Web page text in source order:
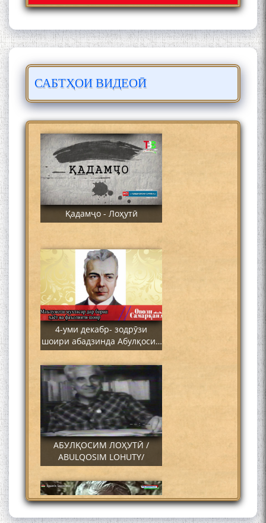
САБТҲОИ ВИДЕОӢ
ЛОҲУТӢ - ФИЛМИ
МУСТАНАД
Қадамҷо - Лоҳутӣ
4-уми декабр- зодрӯзи
шоири абадзинда Абулқосим
Лоҳутӣ
АБУЛҚОСИМ ЛОҲУТӢ /
ABULQOSIM LOHUTY/